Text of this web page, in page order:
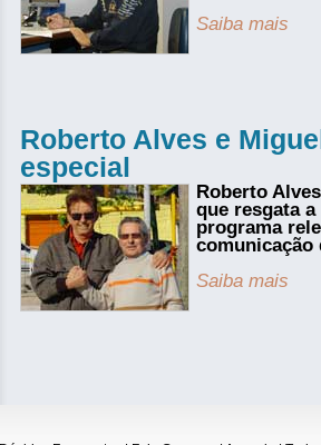
Saiba mais
Roberto Alves e
especial
Roberto
que resgata
programa
comunicação
Saiba mais